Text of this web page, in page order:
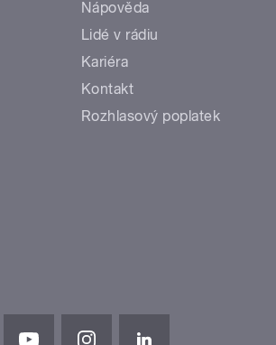
Nápověda
Lidé v rádiu
Kariéra
Kontakt
Rozhlasový poplatek